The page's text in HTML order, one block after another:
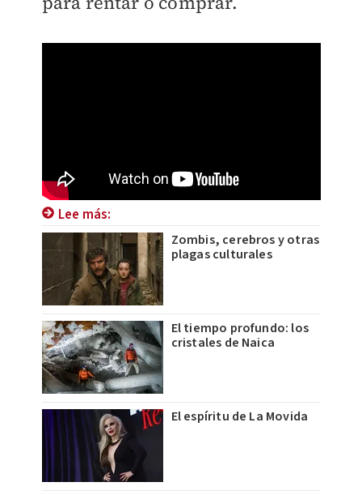
Lee más:
Zombis, cerebros y otras
plagas culturales
El tiempo profundo: los
cristales de Naica
El espíritu de La Movida